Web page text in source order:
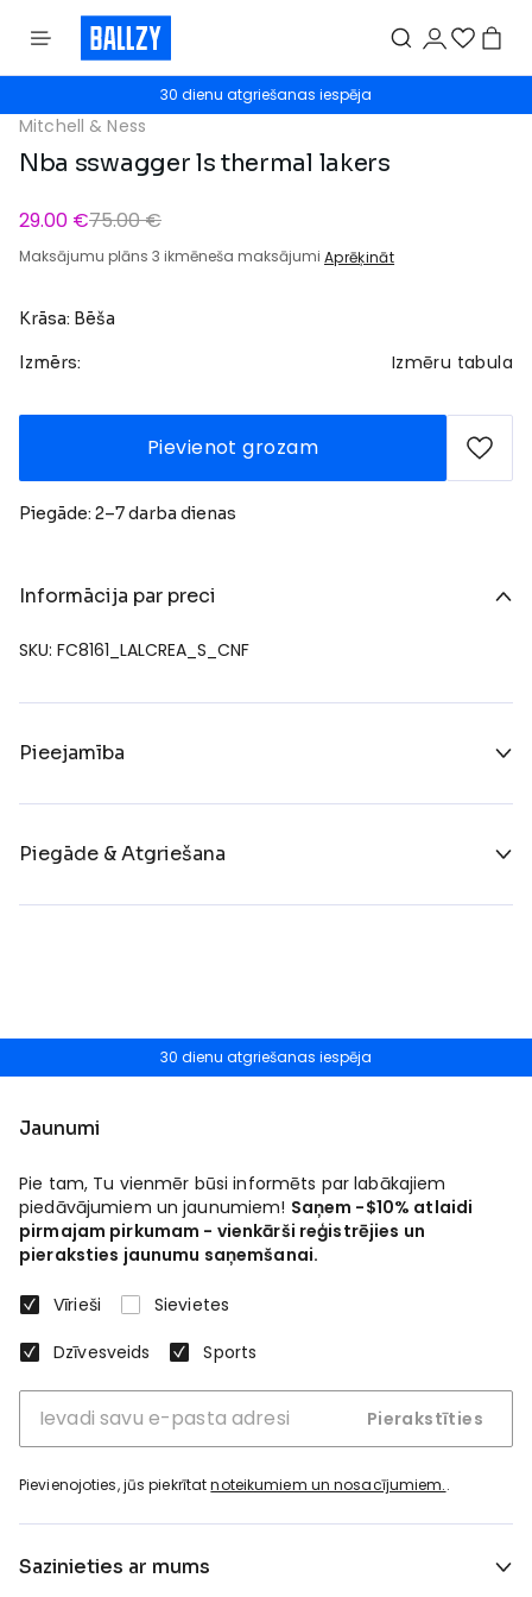
30 dienu atgriešanas iespēja
Mitchell & Ness
Nba sswagger ls thermal lakers
29.00 €75.00 €
Maksājumu plāns 3 ikmēneša maksājumi Aprēķināt
Krāsa: Bēša
Izmērs: Izmēru tabula
Pievienot grozam
Piegāde: 2–7 darba dienas
Informācija par preci
SKU: FC8161_LALCREA_S_CNF
Pieejamība
Piegāde & Atgriešana
30 dienu atgriešanas iespēja
Jaunumi
Pie tam, Tu vienmēr būsi informēts par labākajiem
piedāvājumiem un jaunumiem! Saņem -$10% atlaidi
pirmajam pirkumam - vienkārši reģistrējies un
pieraksties jaunumu saņemšanai.
Vīrieši
Sievietes
Dzīvesveids
Sports
Pierakstīties
Pievienojoties, jūs piekrītatnoteikumiem un nosacījumiem..
Sazinieties ar mums